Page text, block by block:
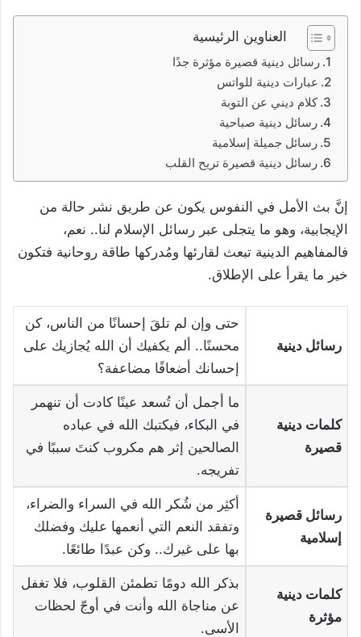
العناوين الرئيسية
رسائل دينية قصيرة مؤثرة جدًا
عبارات دينية للواتس
كلام ديني عن التوبة
رسائل دينية صباحية
رسائل جميلة إسلامية
رسائل دينية قصيرة تريح القلب
إنَّ بث الأمل في النفوس يكون عن طريق نشر حالة من
الإيجابية، وهو ما يتجلى عبر رسائل الإسلام لنا.. نعم،
فالمفاهيم الدينية تبعث لقارئها ومُدركها طاقة روحانية فتكون
خير ما يقرأ على الإطلاق.
رسائل دينية
حتى وإن لم تلقَ إحسانًا من الناس، كن
محسنًا.. ألم يكفيك أن الله يُجازيك على
إحسانك أضعافًا مضاعفة؟
كلمات دينية
قصيرة
ما أجمل أن تُسعد عينًا كادت أن تنهمر
في البكاء، فيكتبك الله في عباده
الصالحين إثر هم مكروب كنتَ سببًا في
تفريجه.
رسائل قصيرة
إسلامية
أكثِر من شُكر الله في السراء والضراء،
وتفقد النعم التي أنعمها عليك وفضلك
بها على غيرك.. وكن عبدًا طائعًا.
كلمات دينية
مؤثرة
بذكر الله دومًا تطمئن القلوب، فلا تغفل
عن مناجاة الله وأنت في أوجّ لحظات
الأسى.